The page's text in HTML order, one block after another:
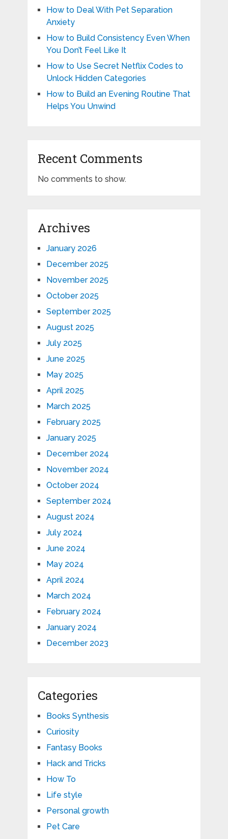
How to Deal With Pet Separation
Anxiety
How to Build Consistency Even When
You Don’t Feel Like It
How to Use Secret Netflix Codes to
Unlock Hidden Categories
How to Build an Evening Routine That
Helps You Unwind
Recent Comments
No comments to show.
Archives
January 2026
December 2025
November 2025
October 2025
September 2025
August 2025
July 2025
June 2025
May 2025
April 2025
March 2025
February 2025
January 2025
December 2024
November 2024
October 2024
September 2024
August 2024
July 2024
June 2024
May 2024
April 2024
March 2024
February 2024
January 2024
December 2023
Categories
Books Synthesis
Curiosity
Fantasy Books
Hack and Tricks
How To
Life style
Personal growth
Pet Care